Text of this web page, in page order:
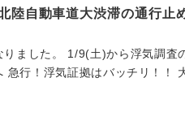
陸自動車道大渋滞の通行止
りました。 1/9(土)から浮気調査
急行！浮気証拠はバッチリ！！